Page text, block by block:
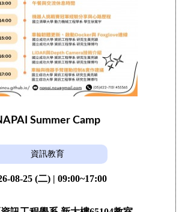
Summer Camp
資訊教育
08-25 (二) | 09:00~17:00